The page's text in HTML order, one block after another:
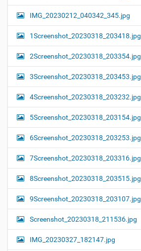
IMG_20230212_040342_345.jpg
1Screenshot_20230318_203418.jpg
2Screenshot_20230318_203354.jpg
3Screenshot_20230318_203453.jpg
4Screenshot_20230318_203232.jpg
5Screenshot_20230318_203154.jpg
6Screenshot_20230318_203253.jpg
7Screenshot_20230318_203316.jpg
8Screenshot_20230318_203515.jpg
9Screenshot_20230318_203107.jpg
Screenshot_20230318_211536.jpg
IMG_20230327_182147.jpg